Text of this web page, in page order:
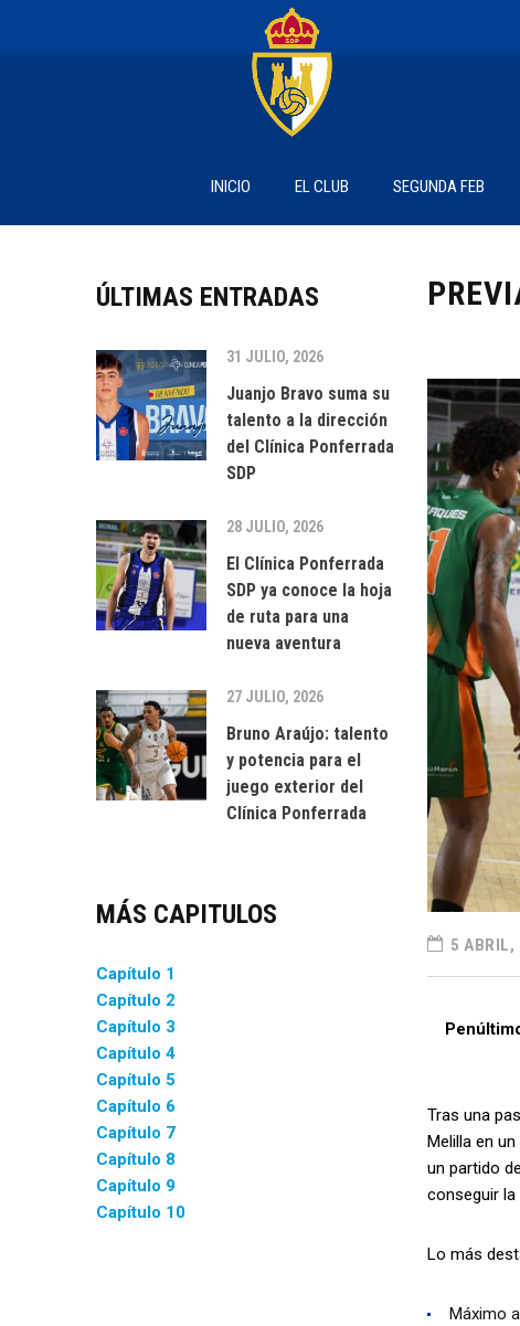
INICIO EL CLUB SEGUNDA FEB
5 ABRIL,
Tras una
Melilla en
un partido
conseguir
Lo más
Máximo
ÚLTIMAS ENTRADAS
31 JULIO, 2026
Juanjo Bravo suma su
talento a la dirección
del Clínica Ponferrada
SDP
28 JULIO, 2026
El Clínica Ponferrada
SDP ya conoce la hoja
de ruta para una
nueva aventura
27 JULIO, 2026
Bruno Araújo: talento
y potencia para el
juego exterior del
Clínica Ponferrada
MÁS CAPITULOS
Capítulo 1
Capítulo 2
Capítulo 3
Capítulo 4
Capítulo 5
Capítulo 6
Capítulo 7
Capítulo 8
Capítulo 9
Capítulo 10